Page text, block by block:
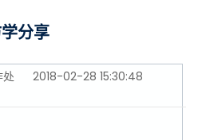
分享
处 2018-02-28 15:30:48